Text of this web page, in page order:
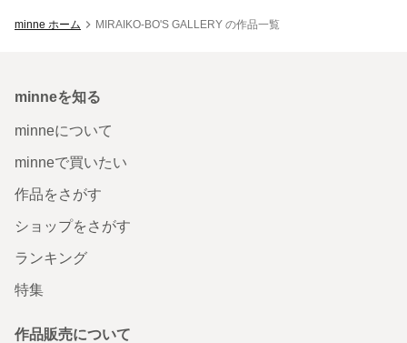
minne ホーム MIRAIKO-BO'S GALLERY の作品一覧
minneを知る
minneについて
minneで買いたい
作品をさがす
ショップをさがす
ランキング
特集
作品販売について